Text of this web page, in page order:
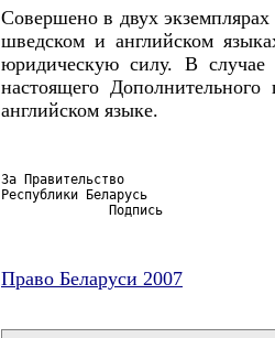
Совершено в двух
шведском и английском
юридическую силу. В случае
настоящего
английском языке.
За Правительство
Республики Беларусь
Подпись
Право Беларуси 2007